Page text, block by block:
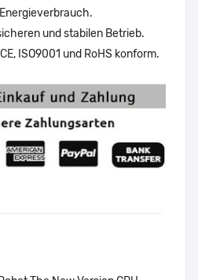
und stabilen Betrieb.
ISO9001 und RoHS konform.